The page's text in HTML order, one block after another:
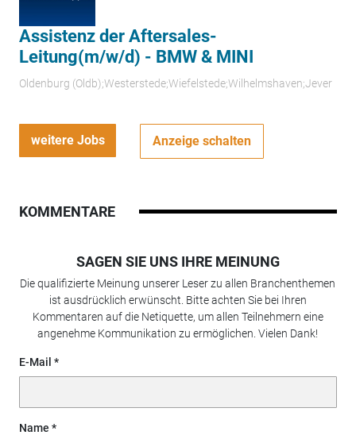
Assistenz der Aftersales-
Leitung(m/w/d) - BMW & MINI
Oldenburg (Oldb);Westerstede;Wiefelstede;Wilhelmshaven;Jever
weitere Jobs Anzeige schalten
KOMMENTARE
SAGEN SIE UNS IHRE MEINUNG
Die qualifizierte Meinung unserer Leser zu allen Branchenthemen
ist ausdrücklich erwünscht. Bitte achten Sie bei Ihren
Kommentaren auf die Netiquette, um allen Teilnehmern eine
angenehme Kommunikation zu ermöglichen. Vielen Dank!
E-Mail
Name